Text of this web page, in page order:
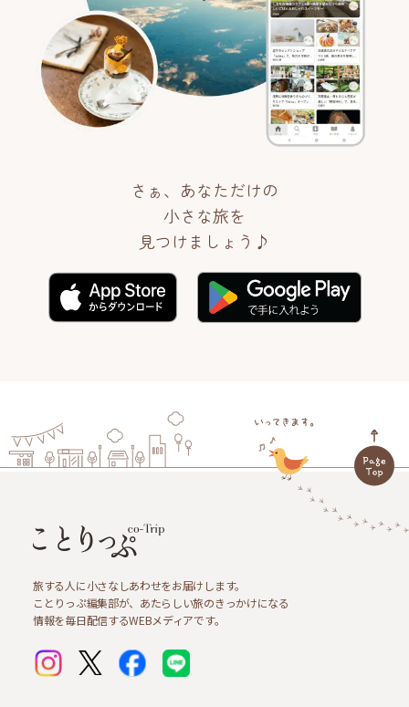
さぁ、あなただけの
小さな旅を
見つけましょう♪
旅する人に小さなしあわせをお届けします。
ことりっぷ編集部が、あたらしい旅のきっかけになる
情報を毎日配信するWEBメディアです。